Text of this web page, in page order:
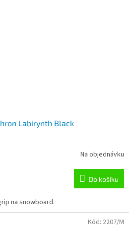
Labirynth Black
Na objednávku
Do košíku
na snowboard.
Kód: 2207/M